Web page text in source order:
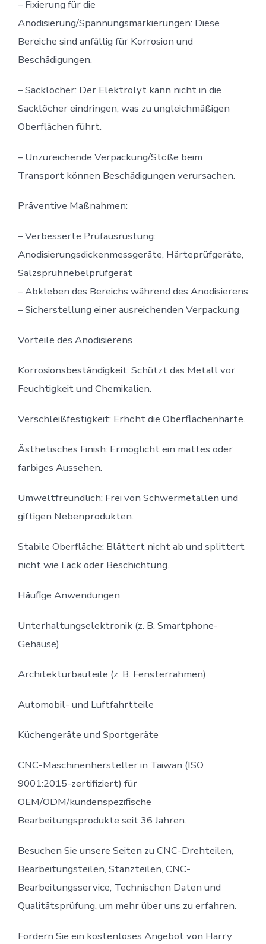
– Fixierung für die
Anodisierung/Spannungsmarkierungen: Diese
Bereiche sind anfällig für Korrosion und
Beschädigungen.
– Sacklöcher: Der Elektrolyt kann nicht in die
Sacklöcher eindringen, was zu ungleichmäßigen
Oberflächen führt.
– Unzureichende Verpackung/Stöße beim
Transport können Beschädigungen verursachen.
Präventive Maßnahmen:
– Verbesserte Prüfausrüstung:
Anodisierungsdickenmessgeräte, Härteprüfgeräte,
Salzsprühnebelprüfgerät
– Abkleben des Bereichs während des Anodisierens
– Sicherstellung einer ausreichenden Verpackung
Vorteile des Anodisierens
Korrosionsbeständigkeit: Schützt das Metall vor
Feuchtigkeit und Chemikalien.
Verschleißfestigkeit: Erhöht die Oberflächenhärte.
Ästhetisches Finish: Ermöglicht ein mattes oder
farbiges Aussehen.
Umweltfreundlich: Frei von Schwermetallen und
giftigen Nebenprodukten.
Stabile Oberfläche: Blättert nicht ab und splittert
nicht wie Lack oder Beschichtung.
Häufige Anwendungen
Unterhaltungselektronik (z. B. Smartphone-
Gehäuse)
Architekturbauteile (z. B. Fensterrahmen)
Automobil- und Luftfahrtteile
Küchengeräte und Sportgeräte
CNC-Maschinenhersteller in Taiwan (ISO
9001:2015-zertifiziert) für
OEM/ODM/kundenspezifische
Bearbeitungsprodukte seit 36 ​​Jahren.
Besuchen Sie unsere Seiten zu CNC-Drehteilen,
Bearbeitungsteilen, Stanzteilen, CNC-
Bearbeitungsservice, Technischen Daten und
Qualitätsprüfung, um mehr über uns zu erfahren.
Fordern Sie ein kostenloses Angebot von Harry